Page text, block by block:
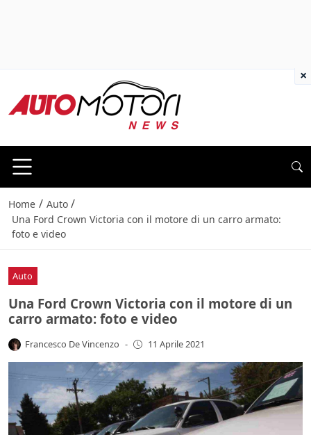
Home / Auto /
Una Ford Crown Victoria con il motore di un carro armato:
foto e video
Auto
Una Ford Crown Victoria con il motore di un
carro armato: foto e video
Francesco De Vincenzo - 11 Aprile 2021
×